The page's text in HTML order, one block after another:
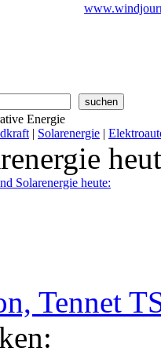
Energie
| Solarenergie |
Solarenergie heute:
Tennet